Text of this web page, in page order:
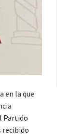
en la que
Partido
recibido